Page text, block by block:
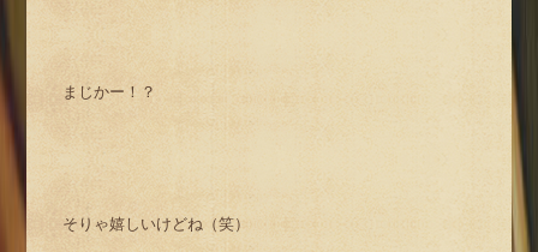
まじかー！？
そりゃ嬉しいけどね（笑）